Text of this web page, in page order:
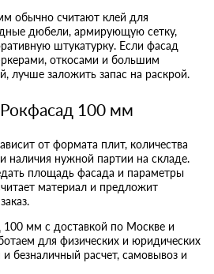
обычно считают клей для
дюбели, армирующую сетку,
штукатурку. Если фасад
откосами и большим
лучше заложить запас на раскрой.
100 мм
от формата плит, количества
наличия нужной партии на складе.
площадь фасада и параметры
материал и предложит
мм с доставкой по Москве и
для физических и юридических
безналичный расчет, самовывоз и